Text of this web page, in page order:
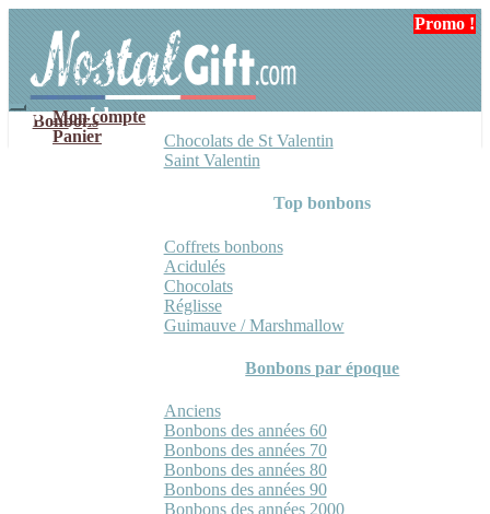
navigation
contenu
Mon compte
Panier
Bonbons
Chocolats de St Valentin
Saint Valentin
Top bonbons
Coffrets bonbons
Acidulés
Chocolats
Réglisse
Guimauve / Marshmallow
Bonbons par époque
Anciens
Bonbons des années 60
Bonbons des années 70
Bonbons des années 80
Bonbons des années 90
Bonbons des années 2000
Promo !
Promo !